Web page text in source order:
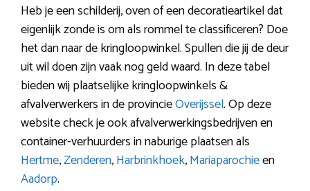
Heb je een schilderij, oven of een decoratieartikel dat
eigenlijk zonde is om als rommel te classificeren? Doe
het dan naar de kringloopwinkel. Spullen die jij de deur
uit wil doen zijn vaak nog geld waard. In deze tabel
bieden wij plaatselijke kringloopwinkels &
afvalverwerkers in de provincieOverijssel. Op deze
website check je ook afvalverwerkingsbedrijven en
container-verhuurders in naburige plaatsen als
Hertme,Zenderen,Harbrinkhoek,Mariaparochieen
Aadorp.